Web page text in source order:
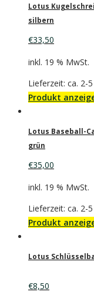
Lotus
silbern
€33,50
inkl. 19 % MwSt.
Lieferzeit: ca. 2-
Produkt
Lotus Baseball-
grün
€35,00
inkl. 19 % MwSt.
Lieferzeit: ca. 2-
Produkt
Lotus
€8,50